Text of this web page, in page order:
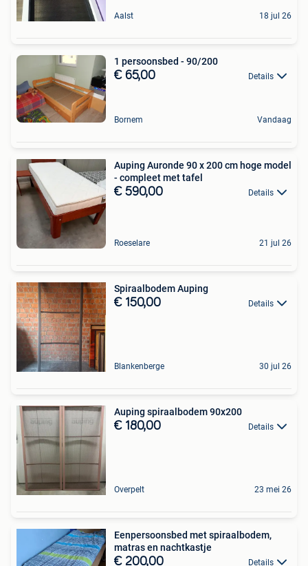
Aalst 18 jul 26
1 persoonsbed - 90/200
€ 65,00 Details
Bornem Vandaag
Auping Auronde 90 x 200 cm hoge model
- compleet met tafel
€ 590,00 Details
Roeselare 21 jul 26
Spiraalbodem Auping
€ 150,00 Details
Blankenberge 30 jul 26
Auping spiraalbodem 90x200
€ 180,00 Details
Overpelt 23 mei 26
Eenpersoonsbed met spiraalbodem,
matras en nachtkastje
€ 200,00 Details